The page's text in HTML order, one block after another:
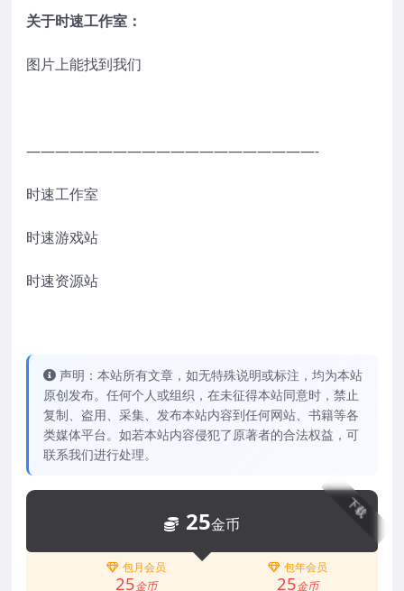
关于时速工作室：
图片上能找到我们
————————————————————-
时速工作室
时速游戏站
时速资源站
声明：本站所有文章，如无特殊说明或标注，均为本站
原创发布。任何个人或组织，在未征得本站同意时，禁止
复制、盗用、采集、发布本站内容到任何网站、书籍等各
类媒体平台。如若本站内容侵犯了原著者的合法权益，可
联系我们进行处理。
下载
25金币
包月会员
25金币
包年会员
25金币